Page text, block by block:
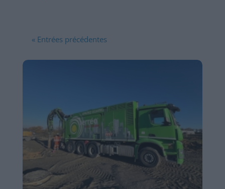
« Entrées précédentes